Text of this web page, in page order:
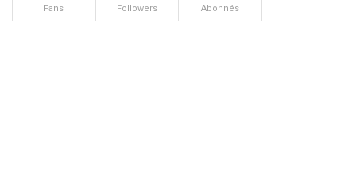
Fans Followers Abonnés